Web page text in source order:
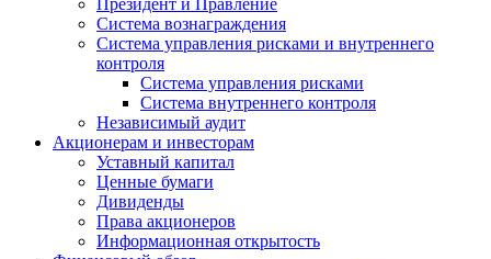
Президент и Правление
Система вознаграждения
Система управления рисками и внутреннего
контроля
Система управления рисками
Система внутреннего контроля
Независимый аудит
Акционерам и инвесторам
Уставный капитал
Ценные бумаги
Дивиденды
Права акционеров
Информационная открытость